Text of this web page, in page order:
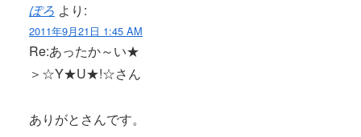
ぽろ より:
2011年9月21日 1:45 AM
Re:あったか～い★
＞☆Y★U★!☆さん
ありがとさんです。